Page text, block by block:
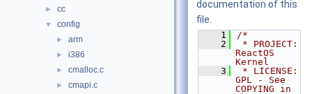
► cc
▼ config
► arm
► i386
► cmalloc.c
► cmapi.c
documentation of this
file.
    1
/*
    2
* PROJECT:
ReactOS
Kernel
    3
* LICENSE:
GPL - See
COPYING in